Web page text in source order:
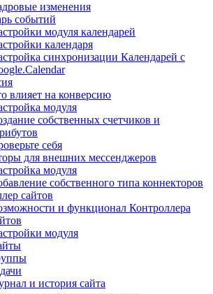
изменения
событий
модуля календарей
календаря
синхронизации Календарей с
влияет на конверсию
модуля
собственных счетчиков и
себя
для внешних мессенджеров
модуля
собственного типа коннекторов
сайтов
и функционал Контроллера
модуля
и история сайта